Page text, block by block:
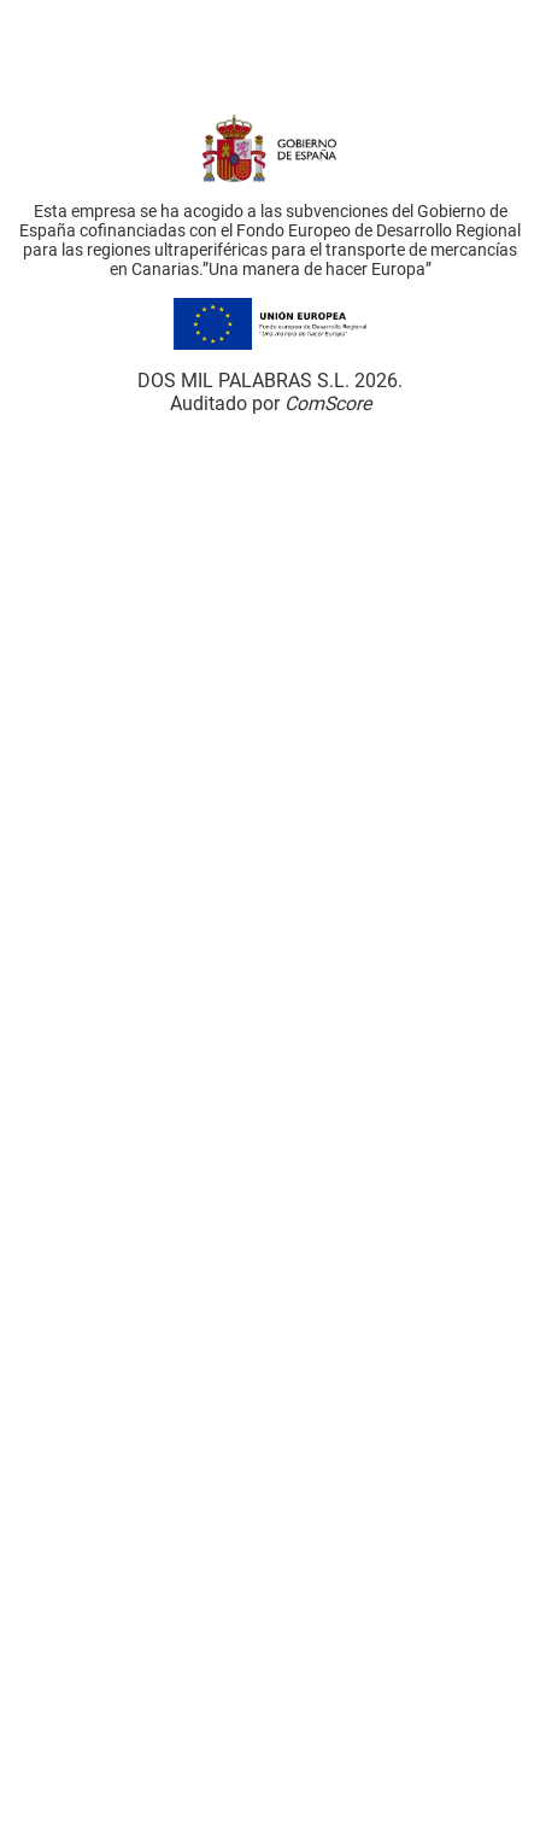
Esta empresa se ha acogido a las subvenciones del Gobierno de
España cofinanciadas con el Fondo Europeo de Desarrollo Regional
para las regiones ultraperiféricas para el transporte de mercancías
en Canarias.”Una manera de hacer Europa”
DOS MIL PALABRAS S.L. 2026.
Auditado por ComScore